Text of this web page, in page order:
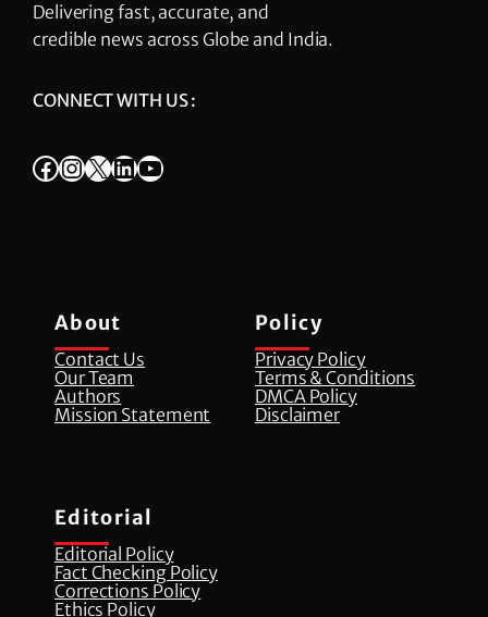
Delivering fast, accurate, and
credible news across Globe and India.
CONNECT WITH US :
Facebook InstagramX LinkedIn YouTube
About
Contact Us
Our Team
Authors
Mission Statement
Policy
Privacy Policy
Terms & Conditions
DMCA Policy
Disclaimer
Editorial
Editorial Policy
Fact Checking Policy
Corrections Policy
⁠Ethics Policy